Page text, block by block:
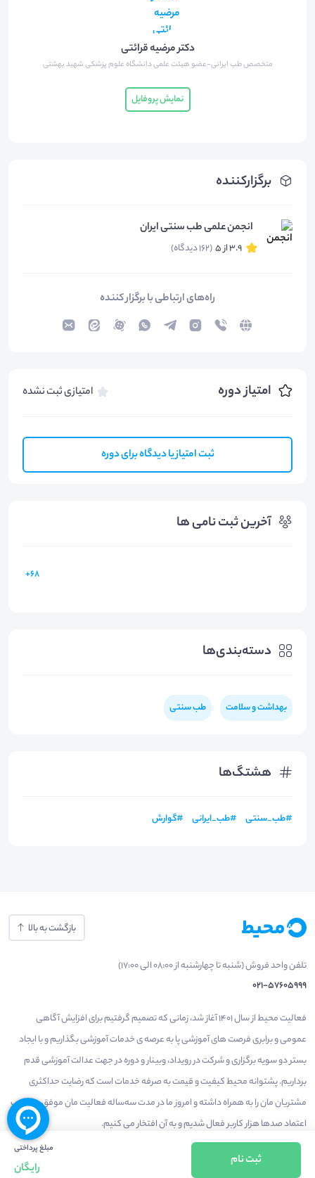
برگزارکننده
انجمن علمی طب سنتی ایران
3.9 از 5 (162 دیدگاه)
راه‌های ارتباطی با برگزار کننده
امتیاز دوره امتیازی ثبت نشده
ثبت امتیاز یا دیدگاه برای دوره
آخرین ثبت نامی ها
68+
دسته‌بندی‌ها
بهداشت و سلامت طب سنتی
هشتگ‌ها
#طب_سنتی #طب_ایرانی #گوارش
مبلغ پرداختی
رایگان
ثبت نام
دکتر مرضیه قرائتی
متخصص طب ایرانی-عضو هیئت علمی دانشگاه علوم پزشکی شهید بهشتی
نمایش پروفایل
بازگشت به بالا
تلفن واحد فروش (شنبه تا چهارشنبه از 08:00 الی 17:00)
021-57605999
فعالیت محیط از سال 1401 آغاز شد، زمانی که تصمیم گرفتیم برای افزایش آگاهی
عمومی و برابری فرصت های آموزشی پا به عرصه ی خدمات آموزشی بگذاریم و با ایجاد
بستر دو سویه برگزاری و شرکت در رویداد، وبینار و دوره در جهت عدالت آموزشی قدم
برداریم. پشتوانه محیط کیفیت و قیمت به صرفه خدمات است که رضایت حداکثری
مشتریان مان را به همراه داشته و امروز ما در مدت سه‌ساله فعالیت مان موفق به کسب
اعتماد صدها هزار کاربر فعال شدیم و به آن افتخار می‌ کنیم.